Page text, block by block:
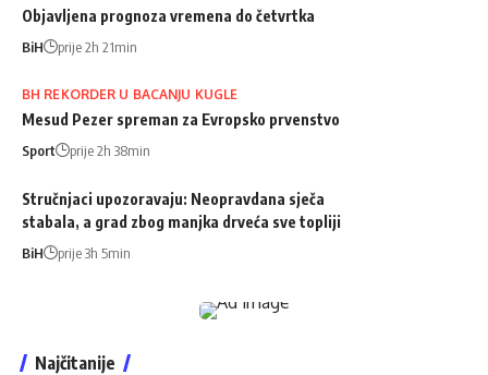
Objavljena prognoza vremena do četvrtka
BiH prije 2h 21min
BH REKORDER U BACANJU KUGLE
Mesud Pezer spreman za Evropsko prvenstvo
Sport prije 2h 38min
Stručnjaci upozoravaju: Neopravdana sječa
stabala, a grad zbog manjka drveća sve topliji
BiH prije 3h 5min
Najčitanije